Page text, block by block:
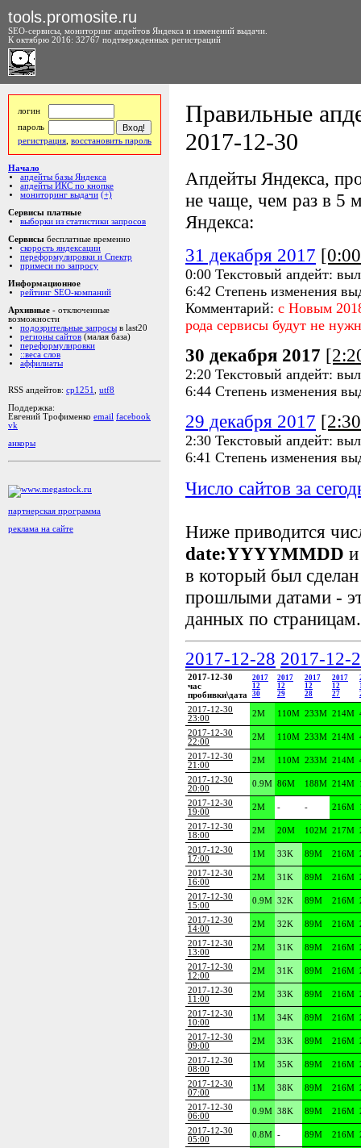
tools.promosite.ru
SEO-сервисы, мониторинг апдейтов Яндекса и изменений выдачи.
К октябрю 2016: 32767 подтвержденных регистраций
логин
пароль
регистрация восстановить пароль
Начало
апдейты базы Яндекса
апдейты ИКС по кнопке
мониторинг выдачи (+)
Сервисы платные
выборки из статистики запросов
Сервисы бесплатные временно
скорость яндексации
переформулировки и Спектр
примеси по запросу
Информационное
рейтинг SEO-компаний
Архивные - отключенные
возможности
подозрительные запросы в last20
регионы сайтов (малая база)
переформулировки
::веса слов
аффилиаты
RSS апдейтов: cp1251
utf8
Поддержка:
Евгений Трофименко email facebook
vk
анкоры
партнерская программа
реклама на сайте
Правильные
2017-12-30
Апдейты Яндекса,
не чаще, чем раз в 5
Яндекса:
31 декабря 2017
0:00 Текстовый апдейт:
6:42 Степень изменения
Комментарий: с Новым
рода сервисы будут не
30 декабря 2017
2:20 Текстовый апдейт:
6:44 Степень изменения
29 декабря 2017
2:30 Текстовый апдейт:
6:41 Степень изменения
Число сайтов за
Ниже приводится
date:YYYYMMDD
в который был
прошлыми датами -
данных по страницам.
2017-12-28 2017-12-
2017-12-30
час
пробивки\дата
2017
12
30
2017
12
29
2017
12
28
2017
12
27
2017-12-30
23:00
2M 110M 233M 214M
2017-12-30
22:00
2M 110M 233M 214M
2017-12-30
21:00
2M 110M 233M 214M
2017-12-30
20:00
0.9M 86M 188M 214M
2017-12-30
19:00
2M - - 216M
2017-12-30
18:00
2M 20M 102M 217M
2017-12-30
17:00
1M 33K 89M 216M
2017-12-30
16:00
2M 31K 89M 216M
2017-12-30
15:00
0.9M 32K 89M 216M
2017-12-30
14:00
2M 32K 89M 216M
2017-12-30
13:00
2M 31K 89M 216M
2017-12-30
12:00
2M 31K 89M 216M
2017-12-30
11:00
2M 33K 89M 216M
2017-12-30
10:00
1M 34K 89M 216M
2017-12-30
09:00
2M 33K 89M 216M
2017-12-30
08:00
1M 35K 89M 216M
2017-12-30
07:00
1M 38K 89M 216M
2017-12-30
06:00
0.9M 38K 89M 216M
2017-12-30
05:00
0.8M - 89M 216M